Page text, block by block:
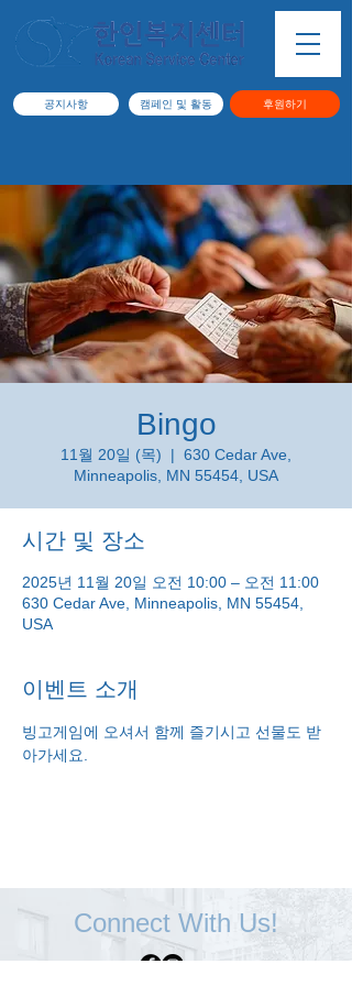
공지사항 캠페인 및 활동 후원하기
Bingo
11월 20일 (목)
  |
630 Cedar Ave,
Minneapolis, MN 55454, USA
시간 및 장소
2025년 11월 20일 오전 10:00 – 오전 11:00
630 Cedar Ave, Minneapolis, MN 55454,
USA
이벤트 소개
빙고게임에 오셔서 함께 즐기시고 선물도 받
아가세요.
Connect With Us!